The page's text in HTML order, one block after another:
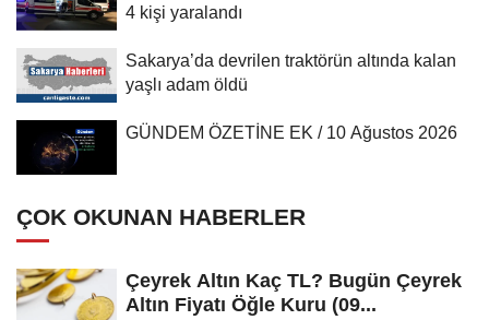
4 kişi yaralandı
Sakarya’da devrilen traktörün altında kalan
yaşlı adam öldü
GÜNDEM ÖZETİNE EK / 10 Ağustos 2026
ÇOK OKUNAN HABERLER
Çeyrek Altın Kaç TL? Bugün Çeyrek
Altın Fiyatı Öğle Kuru (09...